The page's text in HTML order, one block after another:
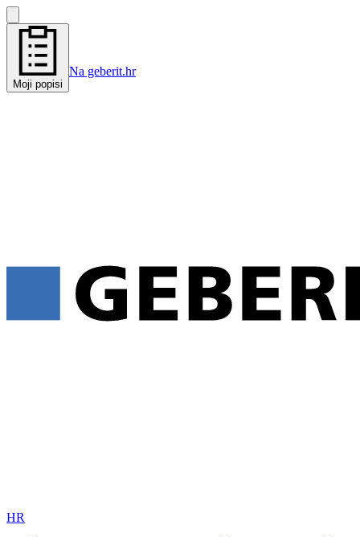
Moji popisi
Na geberit.hr
HR